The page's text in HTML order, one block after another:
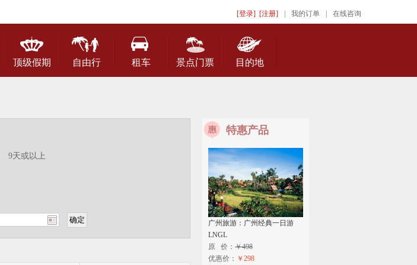
[登录] [注册] 我的订单 在线咨询
顶级假期 自由行 租车 景点门票 目的地
9天或以上
特惠产品
广州旅游：广州经典一日游
LNGL
原 价： ￥498
优惠价： ￥298